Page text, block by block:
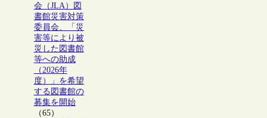
会（JLA）図
書館災害対策
委員会、「災
害等により被
災した図書館
等への助成
（2026年
度）」を希望
する図書館の
募集を開始
（65）